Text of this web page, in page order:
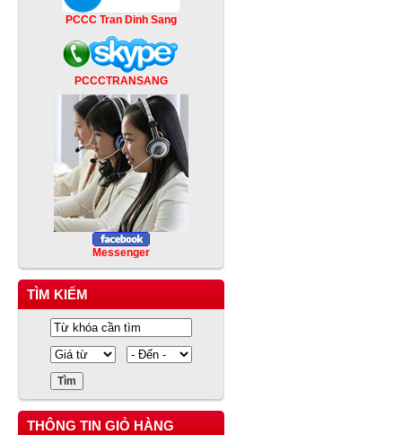
PCCC Tran Dinh Sang
PCCCTRANSANG
Messenger
TÌM KIẾM
THÔNG TIN GIỎ HÀNG